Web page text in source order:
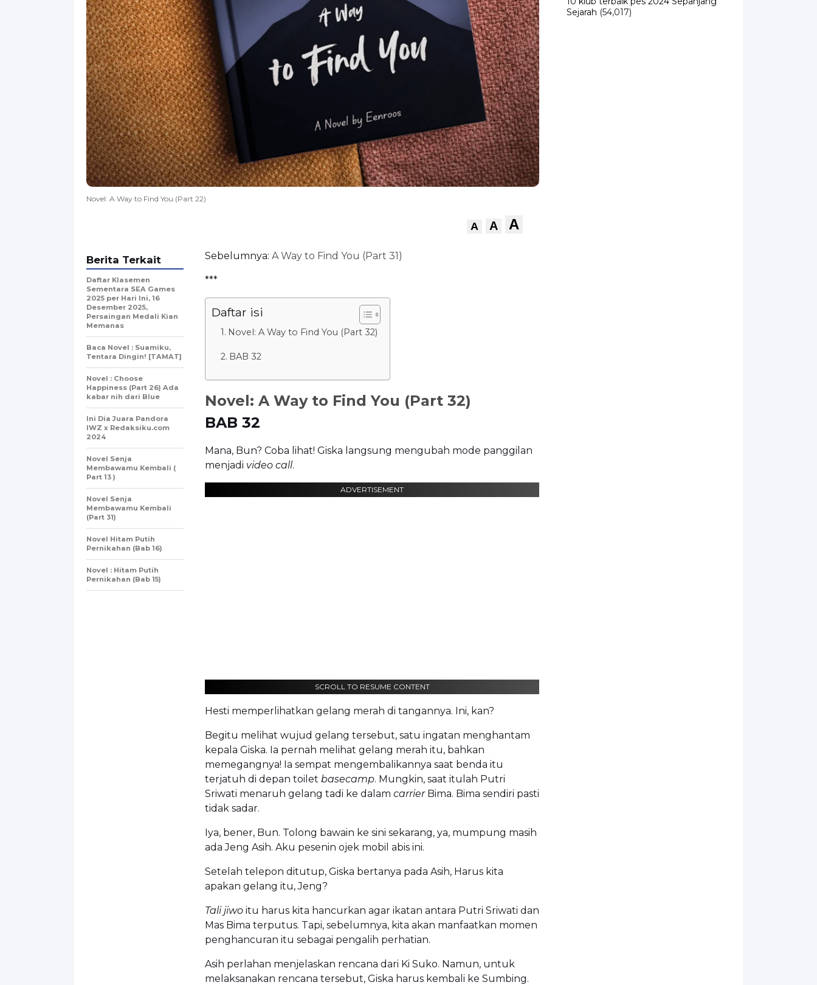
Novel: A Way to Find You (Part 22)
A A A
Sebelumnya: A Way to Find You (Part 31)
***
Daftar isi
Novel: A Way to Find You (Part 32)
BAB 32
Novel: A Way to Find You (Part 32)
BAB 32
Mana, Bun? Coba lihat! Giska langsung mengubah mode panggilan
menjadi video call.
ADVERTISEMENT
SCROLL TO RESUME CONTENT
Hesti memperlihatkan gelang merah di tangannya. Ini, kan?
Begitu melihat wujud gelang tersebut, satu ingatan menghantam
kepala Giska. Ia pernah melihat gelang merah itu, bahkan
memegangnya! Ia sempat mengembalikannya saat benda itu
terjatuh di depan toilet basecamp. Mungkin, saat itulah Putri
Sriwati menaruh gelang tadi ke dalam carrierBima. Bima sendiri pasti
tidak sadar.
Iya, bener, Bun. Tolong bawain ke sini sekarang, ya, mumpung masih
ada Jeng Asih. Aku pesenin ojek mobil abis ini.
Setelah telepon ditutup, Giska bertanya pada Asih, Harus kita
apakan gelang itu, Jeng?
Tali jiwo itu harus kita hancurkan agar ikatan antara Putri Sriwati dan
Mas Bima terputus. Tapi, sebelumnya, kita akan manfaatkan momen
penghancuran itu sebagai pengalih perhatian.
Asih perlahan menjelaskan rencana dari Ki Suko. Namun, untuk
melaksanakan rencana tersebut, Giska harus kembali ke Sumbing.
Berita Terkait
Daftar Klasemen
Sementara SEA Games
2025 per Hari Ini, 16
Desember 2025,
Persaingan Medali Kian
Memanas
Baca Novel : Suamiku,
Tentara Dingin! [TAMAT]
Novel : Choose
Happiness (Part 26) Ada
kabar nih dari Blue
Ini Dia Juara Pandora
IWZ x Redaksiku.com
2024
Novel Senja
Membawamu Kembali (
Part 13 )
Novel Senja
Membawamu Kembali
(Part 31)
Novel Hitam Putih
Pernikahan (Bab 16)
Novel : Hitam Putih
Pernikahan (Bab 15)